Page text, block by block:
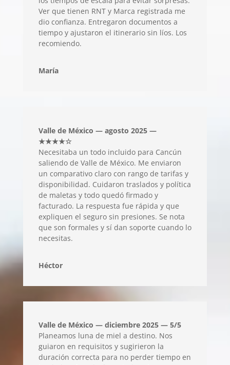
Ver que tienen RNT y Marca registrada me
dio confianza. Entregaron documentos a
tiempo y ajustaron el itinerario sin líos. Los
recomiendo.
María
Valle de México — agosto 2025 —
★★★★☆
Necesitaba un todo incluido para Cancún
saliendo de Valle de México. Me enviaron
un comparativo claro con rango de tarifas y
disponibilidad. Cuidaron traslados y política
de maletas y todo quedó firmado y
facturado. La respuesta fue rápida y que
expliquen el seguro sin presiones. Se nota
que son formales y sí dan soporte cuando lo
necesitas.
Héctor
Valle de México — diciembre 2025 — 5/5
Planeamos luna de miel a destino. Nos
guiaron en requisitos y sugirieron la
duración correcta para no perder tiempo en